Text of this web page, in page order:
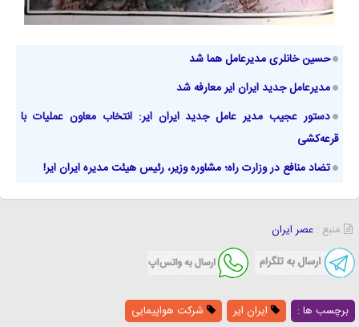
حسین خانلری مدیرعامل هما شد
مدیرعامل جدید ایران ایر معارفه شد
دستور عجیب مدیر عامل جدید ایران‌ ایر: انتخاب معاون عملیات با
قرعه‌کشی
تضاد منافع در وزارت راه؛ مشاوره وزیر، رئیس هیئت مدیره ایران ایر!
منبع : عصر ایران
برچسب ها : ایران ایر شرکت هواپیمایی